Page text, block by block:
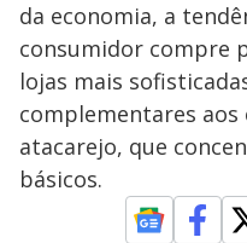
da economia, a
consumidor compre
lojas mais
complementares aos
atacarejo, que
básicos.